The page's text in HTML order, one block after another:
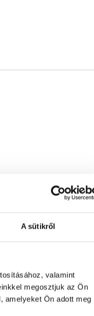
A sütikről
valamint
megosztjuk az Ön
amelyeket Ön adott meg
(pajzsmirigy,
(nyaki lágyrész,
Doppler,